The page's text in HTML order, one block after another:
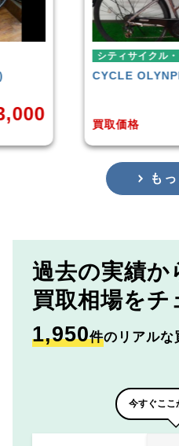
シティサイクル・ママチャリ
CYCLE OLYNPICDIVIDE
買取価格
も
過去の実績か
買取相場をチ
1,950件のリアルな
今すぐここ